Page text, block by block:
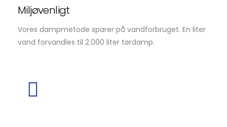
Miljøvenligt
Vores dampmetode sparer på vandforbruget. En liter
vand forvandles til 2.000 liter tørdamp.